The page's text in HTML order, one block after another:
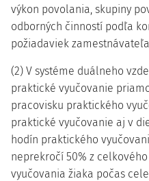
výkon povolania, skupiny
odborných činností podľa
požiadaviek
(2) V systéme duálneho
praktické vyučovanie
pracovisku praktického
praktické vyučovanie aj v
hodín praktického
neprekročí 50% z
vyučovania žiaka počas